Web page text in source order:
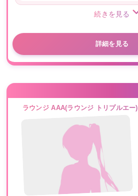
続きを見る
詳細を見る
ラウンジ AAA(ラウンジ トリプルエー)